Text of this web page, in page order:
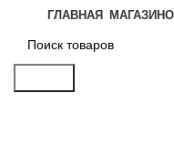
ГЛАВНАЯ МАГАЗИН